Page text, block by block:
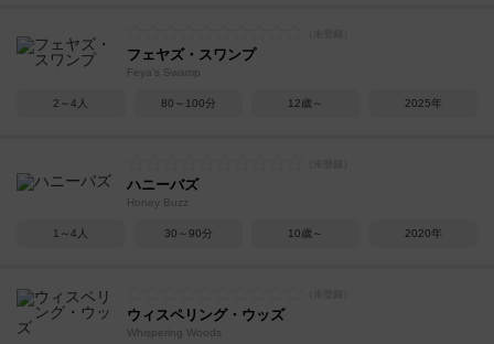
フェヤズ・スワンプ
Feya's Swamp
2～4人 80～100分 12歳～ 2025年
ハニーバズ
Honey Buzz
1～4人 30～90分 10歳～ 2020年
ウィスペリング・ウッズ
Whispering Woods